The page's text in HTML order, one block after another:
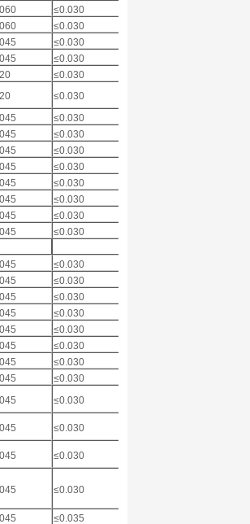
≤0.030
≤0.030
≤0.030
≤0.030
≤0.030
≤0.030
≤0.030
≤0.030
≤0.030
≤0.030
≤0.030
≤0.030
≤0.030
≤0.030
≤0.030
≤0.030
≤0.030
≤0.030
≤0.030
≤0.030
≤0.030
≤0.030
≤0.030
≤0.030
≤0.030
≤0.030
≤0.035